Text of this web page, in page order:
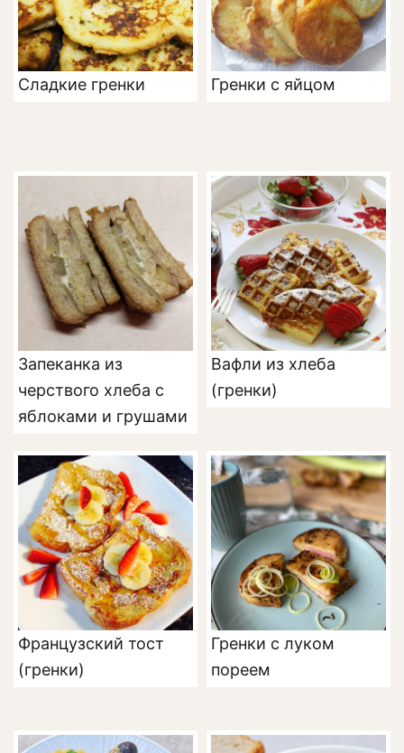
Сладкие гренки Гренки с яйцом
Запеканка из
черствого хлеба с
яблоками и грушами
Вафли из хлеба
(гренки)
Французский тост
(гренки)
Гренки с луком
пореем